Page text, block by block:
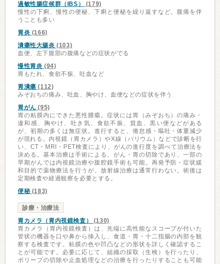
過敏性腸症候群（IBS）
(179)
慢性の下痢、慢性の便秘、下痢と便秘を繰り返すなど。腹痛を伴
うことも多い
胃炎 (166)
潰瘍性大腸炎 (103)
血便、左下腹部の腹痛などの症状がでる
慢性胃炎 (94)
胃もたれ、食欲不振、吐血など
胃潰瘍 (112)
みぞおちの痛み、吐血、胸やけ、血便などの症状を伴う
胃がん (95)
胃の粘膜内にできた悪性腫瘍。症状には胃（みぞおち）の痛み・
違和感、胸やけ、吐き気、食欲不振、貧血、黒い便などがある
が、初期の多くは無症状。進行すると、倦怠感・嘔吐・体重減少
が現れる。内視鏡（胃カメラ）やX線（バリウム）などで診断を行
い、CT・MRI・PET検査により、がんの進行度を調べて治療法を
決める。基本治療は手術による、がん・胃の切除であり、一部の
早期がんでは内視鏡治療や腹腔鏡手術も可能。再発予防・症状緩
和目的で薬物療法を行うが、放射線治療は通常行わない。術後は
定期検査や経過観察を必要とする。
便秘(183)
診療・治療法
胃カメラ（胃内視鏡検査）
(130)
胃カメラ（胃内視鏡検査）は、先端に高性能なスコープが付いた
管状の機器を口や鼻から挿入し、食道・胃・十二指腸の内部を観
察する検査です。粘膜の色や凹凸などの形状を詳しく確認するこ
とが可能です。必要に応じて、組織の採取（生検）を行ったり、
ポリープの切除や止血処理などの治療を行ったりすることも可能